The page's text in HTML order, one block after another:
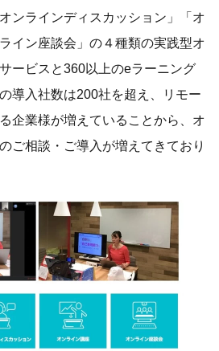
ンラインディスカッション」「オ
イン座談会」の４種類の実践型オ
ービスと360以上のeラーニング
導入社数は200社を超え、リモー
企業様が増えていることから、オ
ご相談・ご導入が増えてきており